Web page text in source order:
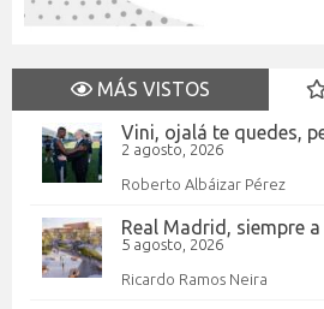
MÁS VISTOS
Vini, ojalá te quedes,
2 agosto, 2026
Roberto Albáizar Pérez
Real Madrid, siempre
5 agosto, 2026
Ricardo Ramos Neira